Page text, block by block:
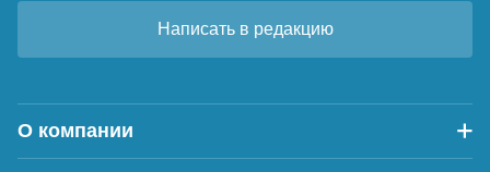
Написать в редакцию
О компании